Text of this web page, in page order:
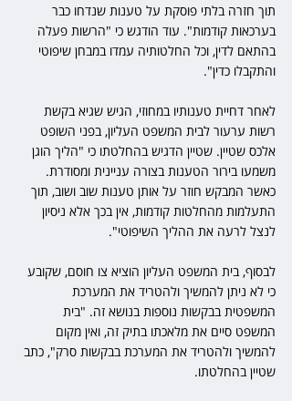
תוך חזרה בלתי פוסקת על טענות שנדחו כבר
בערכאות קודמות". עוד הודגש כי "הרשות פעלה
בהתאם לדין, וכל החלטותיה עמדו במבחן שיפוטי
והתקבלו כדין".
לאחר דחיית טענותיו במחוזי, הגיש שגיא בקשת
רשות ערעור לבית המשפט העליון, בפני השופט
אלכס שטיין. שטיין הדגיש בהחלטתו כי "הליך הוגן
משמעו בירור הטענות בצורה עניינית ומסודרת.
כאשר המבקש חוזר על אותן טענות שוב ושוב, תוך
התעלמות מהחלטות קודמות, אין בכך אלא ניסיון
לנצל לרעה את ההליך השיפוטי".
לבסוף, בית המשפט העליון הוציא צו חוסם, שקובע
כי לא ניתן להמשיך ולהטריד את המערכת
המשפטית בבקשות נוספות בנושא זה. "בית
המשפט סיים את מלאכתו בתיק זה, ואין מקום
להמשיך ולהטריד את המערכת בבקשות סרק", כתב
שטיין בהחלטתו.